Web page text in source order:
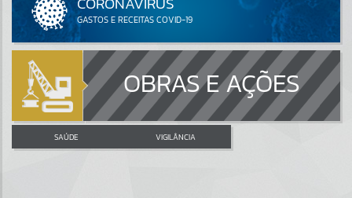
OBRAS E AÇÕES
SAÚDE VIGILÂNCIA